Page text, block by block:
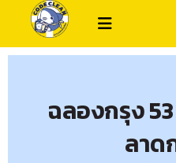
ฉลองกรุง
ลาด